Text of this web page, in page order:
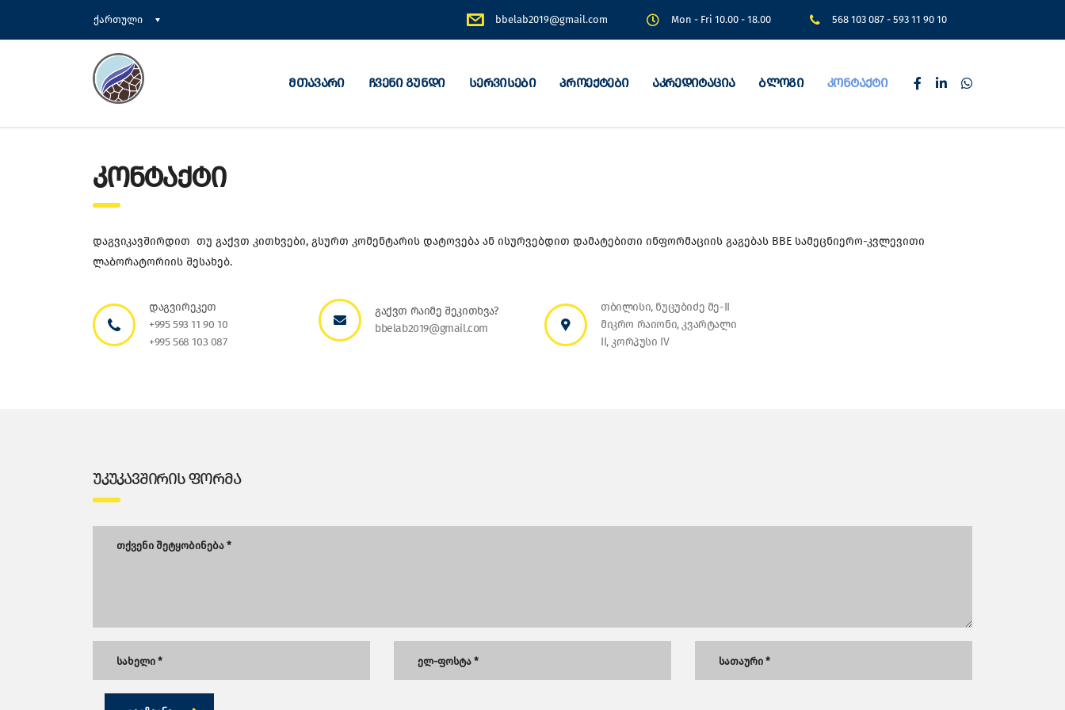
ქართული bbelab2019@gmail.com Mon - Fri 10.00 - 18.00 568 103 087 - 593 11 90 10
მთავარი ჩვენი გუნდი სერვისები პროექტები აკრედიტაცია ბლოგი კონტაქტი
ᲙᲝᲜᲢᲐᲥᲢᲘ
დაგვიკავშირდით თუ გაქვთ კითხვები, გსურთ კომენტარის დატოვება ან ისურვებდით დამატებითი ინფორმაციის გაგებას BBE სამეცნიერო-კვლევითი
ლაბორატორიის შესახებ.
დაგვირეკეთ
+995 593 11 90 10
+995 568 103 087
გაქვთ რაიმე შეკითხვა?
bbelab2019@gmail.com
თბილისი, ნუცუბიძე მე-II
მიკრო რაიონი, კვარტალი
II, კორპუსი IV
ᲣᲙᲣᲙᲐᲕᲨᲘᲠᲘᲡ ᲤᲝᲠᲛᲐ